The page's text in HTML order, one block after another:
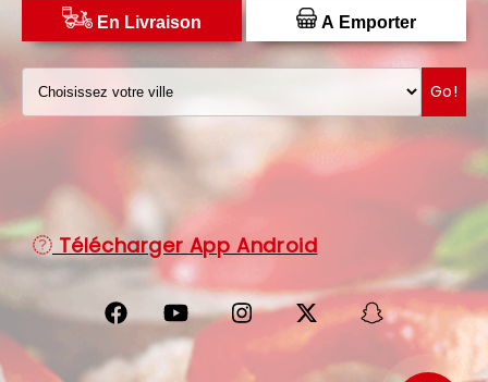
DISTRIBUTEUR DE PIZZAS
En Livraison A Emporter
Go!
Télécharger App Android